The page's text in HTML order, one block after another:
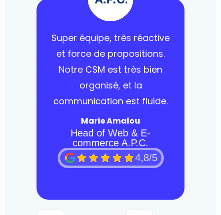
Super équipe, très réactive
et force de propositions.
Notre CSM est très bien
organisé, et la
communication est fluide.
Marie Amalou
Head of Web & E-
commerce A.P.C.
4,8/5